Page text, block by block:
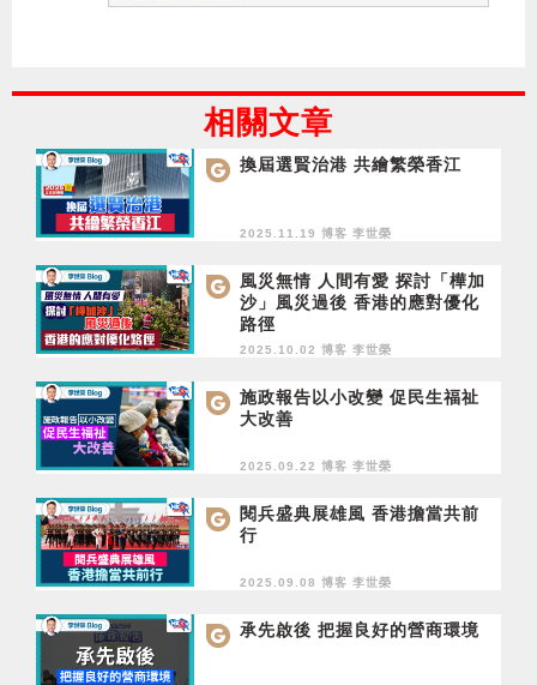
相關文章
換屆選賢治港 共繪繁榮香江
2025.11.19 博客 李世榮
風災無情 人間有愛 探討「樺加
沙」風災過後 香港的應對優化
路徑
2025.10.02 博客 李世榮
施政報告以小改變 促民生福祉
大改善
2025.09.22 博客 李世榮
閱兵盛典展雄風 香港擔當共前
行
2025.09.08 博客 李世榮
承先啟後 把握良好的營商環境